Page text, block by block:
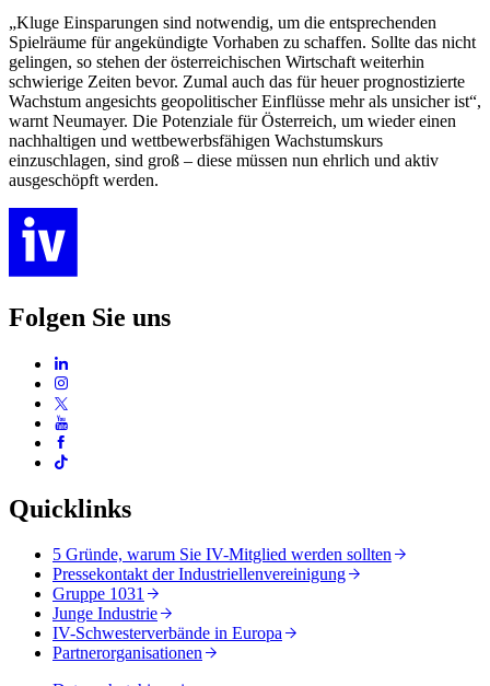
„Kluge Einsparungen sind notwendig, um die entsprechenden
Spielräume für angekündigte Vorhaben zu schaffen. Sollte das nicht
gelingen, so stehen der österreichischen Wirtschaft weiterhin
schwierige Zeiten bevor. Zumal auch das für heuer prognostizierte
Wachstum angesichts geopolitischer Einflüsse mehr als unsicher ist“,
warnt Neumayer. Die Potenziale für Österreich, um wieder einen
nachhaltigen und wettbewerbsfähigen Wachstumskurs
einzuschlagen, sind groß – diese müssen nun ehrlich und aktiv
ausgeschöpft werden.
Folgen Sie uns
Quicklinks
5 Gründe, warum Sie IV-Mitglied werden sollten
Pressekontakt der Industriellenvereinigung
Gruppe 1031
Junge Industrie
IV-Schwesterverbände in Europa
Partnerorganisationen